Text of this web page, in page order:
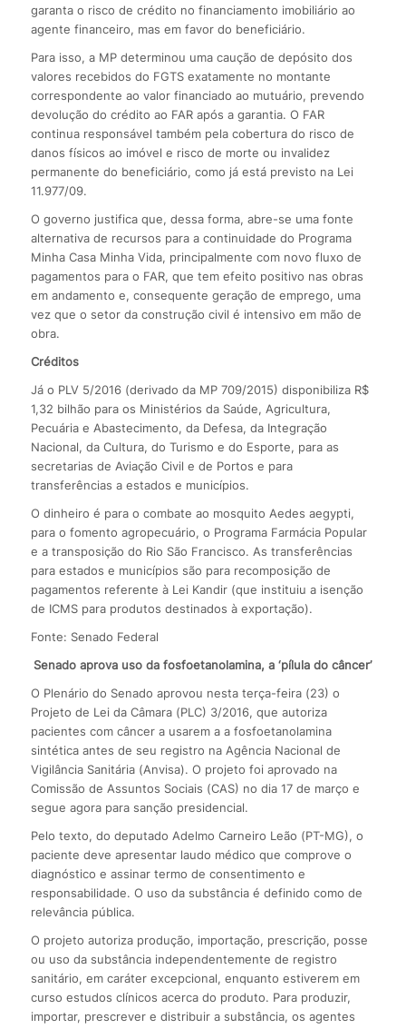
garanta o risco de crédito no financiamento imobiliário ao
agente financeiro, mas em favor do beneficiário.
Para isso, a MP determinou uma caução de depósito dos
valores recebidos do FGTS exatamente no montante
correspondente ao valor financiado ao mutuário, prevendo
devolução do crédito ao FAR após a garantia. O FAR
continua responsável também pela cobertura do risco de
danos físicos ao imóvel e risco de morte ou invalidez
permanente do beneficiário, como já está previsto na Lei
11.977/09.
O governo justifica que, dessa forma, abre-se uma fonte
alternativa de recursos para a continuidade do Programa
Minha Casa Minha Vida, principalmente com novo fluxo de
pagamentos para o FAR, que tem efeito positivo nas obras
em andamento e, consequente geração de emprego, uma
vez que o setor da construção civil é intensivo em mão de
obra.
Créditos
Já o PLV 5/2016 (derivado da MP 709/2015) disponibiliza R$
1,32 bilhão para os Ministérios da Saúde, Agricultura,
Pecuária e Abastecimento, da Defesa, da Integração
Nacional, da Cultura, do Turismo e do Esporte, para as
secretarias de Aviação Civil e de Portos e para
transferências a estados e municípios.
O dinheiro é para o combate ao mosquito Aedes aegypti,
para o fomento agropecuário, o Programa Farmácia Popular
e a transposição do Rio São Francisco. As transferências
para estados e municípios são para recomposição de
pagamentos referente à Lei Kandir (que instituiu a isenção
de ICMS para produtos destinados à exportação).
Fonte: Senado Federal
Senado aprova uso da fosfoetanolamina, a ‘pílula do câncer’
O Plenário do Senado aprovou nesta terça-feira (23) o
Projeto de Lei da Câmara (PLC) 3/2016, que autoriza
pacientes com câncer a usarem a a fosfoetanolamina
sintética antes de seu registro na Agência Nacional de
Vigilância Sanitária (Anvisa). O projeto foi aprovado na
Comissão de Assuntos Sociais (CAS) no dia 17 de março e
segue agora para sanção presidencial.
Pelo texto, do deputado Adelmo Carneiro Leão (PT-MG), o
paciente deve apresentar laudo médico que comprove o
diagnóstico e assinar termo de consentimento e
responsabilidade. O uso da substância é definido como de
relevância pública.
O projeto autoriza produção, importação, prescrição, posse
ou uso da substância independentemente de registro
sanitário, em caráter excepcional, enquanto estiverem em
curso estudos clínicos acerca do produto. Para produzir,
importar, prescrever e distribuir a substância, os agentes